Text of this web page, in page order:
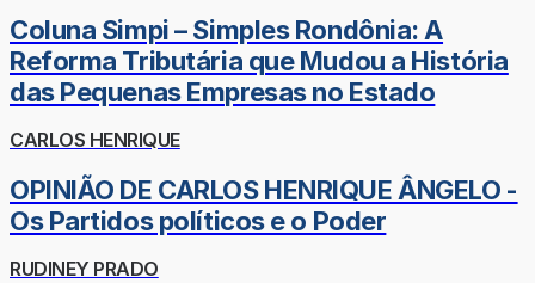
Coluna Simpi – Simples Rondônia: A
Reforma Tributária que Mudou a História
das Pequenas Empresas no Estado
CARLOS HENRIQUE
OPINIÃO DE CARLOS HENRIQUE ÂNGELO -
Os Partidos políticos e o Poder
RUDINEY PRADO